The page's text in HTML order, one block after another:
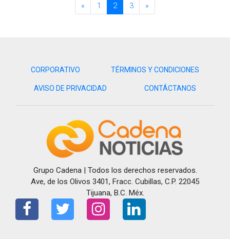
« 1 2 3 »
CORPORATIVO TÉRMINOS Y CONDICIONES
AVISO DE PRIVACIDAD CONTÁCTANOS
Grupo Cadena | Todos los derechos reservados.
Ave, de los Olivos 3401, Fracc. Cubillas, C.P. 22045
Tijuana, B.C. Méx.